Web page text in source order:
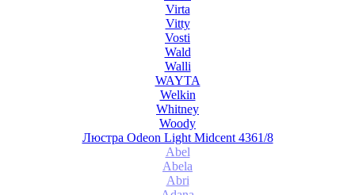
Virta
Vitty
Vosti
Wald
Walli
WAYTA
Welkin
Whitney
Woody
Люстра Odeon Light Midcent 4361/8
Abel
Abela
Abri